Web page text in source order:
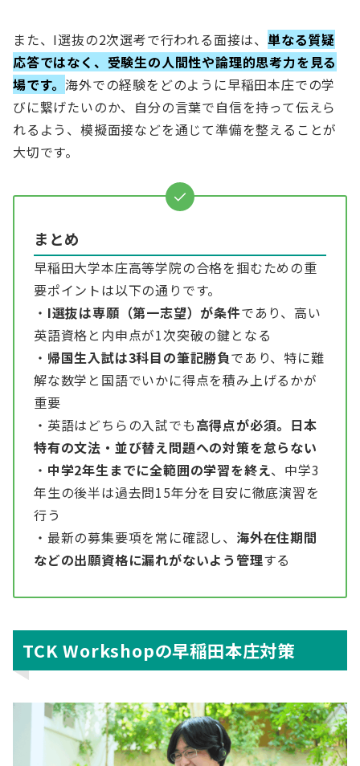
また、I選抜の2次選考で行われる面接は、 単なる質疑
応答ではなく、受験生の人間性や論理的思考力を見る
場です。海外での経験をどのように早稲田本庄での学
びに繋げたいのか、自分の言葉で自信を持って伝えら
れるよう、模擬面接などを通じて準備を整えることが
大切です。
まとめ
早稲田大学本庄高等学院の合格を掴むための重
要ポイントは以下の通りです。
・ I選抜は専願（第一志望）が条件であり、高い
英語資格と内申点が1次突破の鍵となる
・ 帰国生入試は3科目の筆記勝負であり、特に難
解な数学と国語でいかに得点を積み上げるかが
重要
・英語はどちらの入試でも高得点が必須。日本
特有の文法・並び替え問題への対策を怠らない
・ 中学2年生までに全範囲の学習を終え、中学3
年生の後半は過去問15年分を目安に徹底演習を
行う
・最新の募集要項を常に確認し、 海外在住期間
などの出願資格に漏れがないよう管理する
TCK Workshopの早稲田本庄対策